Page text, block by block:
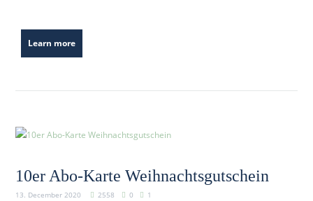
Learn more
10er Abo-Karte Weihnachtsgutschein
13. December 2020 2558 0 1